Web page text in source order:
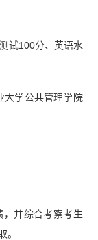
试100分、英语水
大学公共管理学院
，并综合考察考生
。